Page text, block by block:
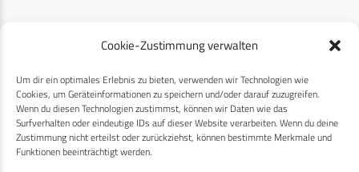
Cookie-Zustimmung verwalten
Um dir ein optimales Erlebnis zu bieten, verwenden wir Technologien wie
Cookies, um Geräteinformationen zu speichern und/oder darauf zuzugreifen.
Wenn du diesen Technologien zustimmst, können wir Daten wie das
Surfverhalten oder eindeutige IDs auf dieser Website verarbeiten. Wenn du deine
Zustimmung nicht erteilst oder zurückziehst, können bestimmte Merkmale und
Funktionen beeinträchtigt werden.
RECHTLICHES
Datenschutzerklärung
Cookie-Richtlinie (EU)